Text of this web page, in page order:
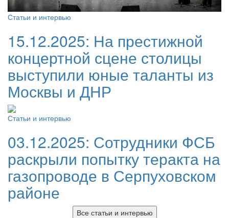
Статьи и интервью
15.12.2025: На престижной
концертной сцене столицы
выступили юные таланты из
Москвы и ДНР
Статьи и интервью
03.12.2025: Сотрудники ФСБ
раскрыли попытку теракта на
газопроводе в Серпуховском
районе
Все статьи и интервью